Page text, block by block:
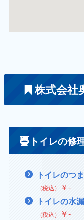
株式会社
トイレの修
トイレのつ
（税込） ￥‐
トイレの水
（税込） ￥‐